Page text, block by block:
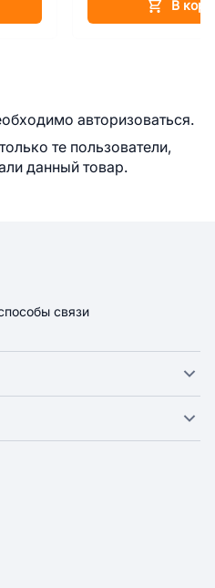
В
авторизоваться.
те пользователи,
данный товар.
связи